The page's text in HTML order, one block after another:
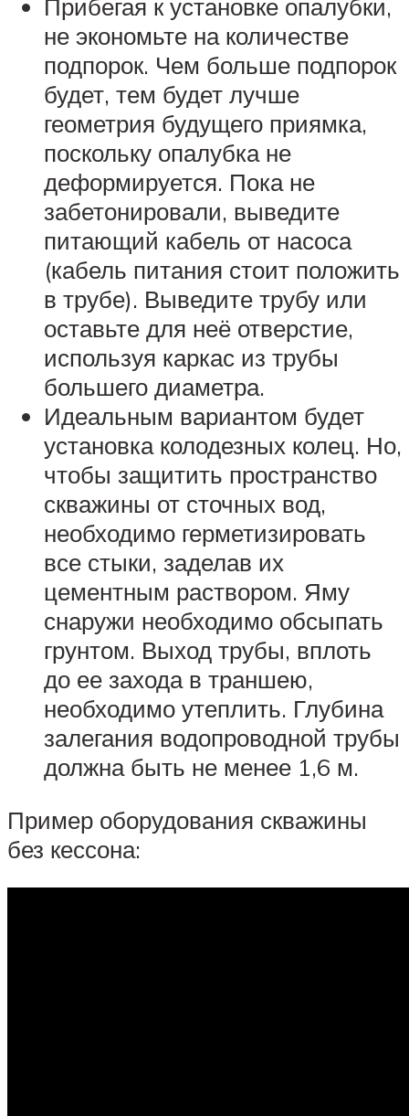
Прибегая к установке опалубки,
не экономьте на количестве
подпорок. Чем больше подпорок
будет, тем будет лучше
геометрия будущего приямка,
поскольку опалубка не
деформируется. Пока не
забетонировали, выведите
питающий кабель от насоса
(кабель питания стоит положить
в трубе). Выведите трубу или
оставьте для неё отверстие,
используя каркас из трубы
большего диаметра.
Идеальным вариантом будет
установка колодезных колец. Но,
чтобы защитить пространство
скважины от сточных вод,
необходимо герметизировать
все стыки, заделав их
цементным раствором. Яму
снаружи необходимо обсыпать
грунтом. Выход трубы, вплоть
до ее захода в траншею,
необходимо утеплить. Глубина
залегания водопроводной трубы
должна быть не менее 1,6 м.
Пример оборудования скважины
без кессона: